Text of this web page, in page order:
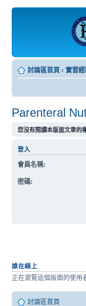
討論區首頁 ‹ 實習經
Parenteral
您沒有閱讀本版面文章的
登入
會員名稱:
密碼:
誰在線上
正在瀏覽這個版面的使用
討論區首頁